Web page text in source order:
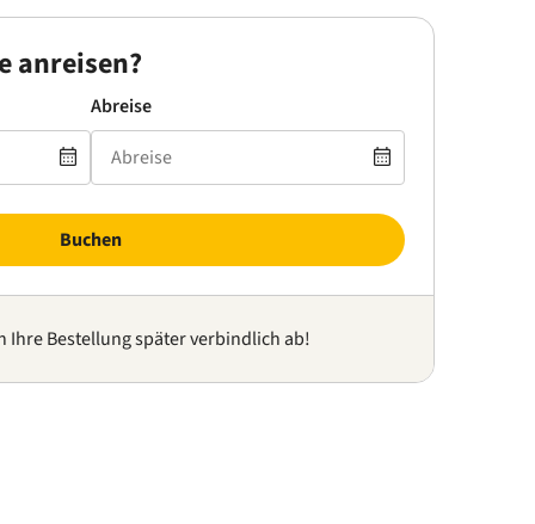
anreisen?
Abreise
Buchen
Ihre Bestellung später verbindlich ab!